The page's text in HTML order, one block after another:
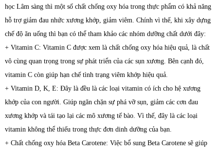
học Lâm sàng thì một số chất chống oxy hóa trong thực phẩm có khả năng
hỗ trợ giảm đau nhức xương khớp, giảm viêm. Chính vì thế, khi xây dựng
chế độ ăn uống thì bạn có thể tham khảo các nhóm dưỡng chất dưới đây:
+ Vitamin C: Vitamin C được xem là chất chống oxy hóa hiệu quả, là chất
vô cùng quan trọng trong sự phát triển của các sụn xương. Bên cạnh đó,
vitamin C còn giúp hạn chế tình trạng viêm khớp hiệu quả.
+ Vitamin D, K, E: Đây là đều là các loại vitamin có ích cho hệ xương
khớp của con người. Giúp ngăn chặn sự phá vỡ sụn, giảm các cơn đau
xương khớp và tái tạo lại các mô xương tế bào. Vì thế, đây là các loại
vitamin không thể thiếu trong thực đơn dinh dưỡng của bạn.
+ Chất chống oxy hóa Beta Carotene: Việc bổ sung Beta Carotene sẽ giúp